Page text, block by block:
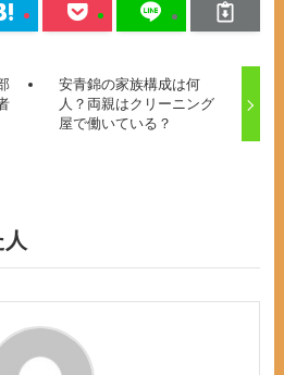
安青錦の家族構成は何
人？両親はクリーニング
屋で働いている？